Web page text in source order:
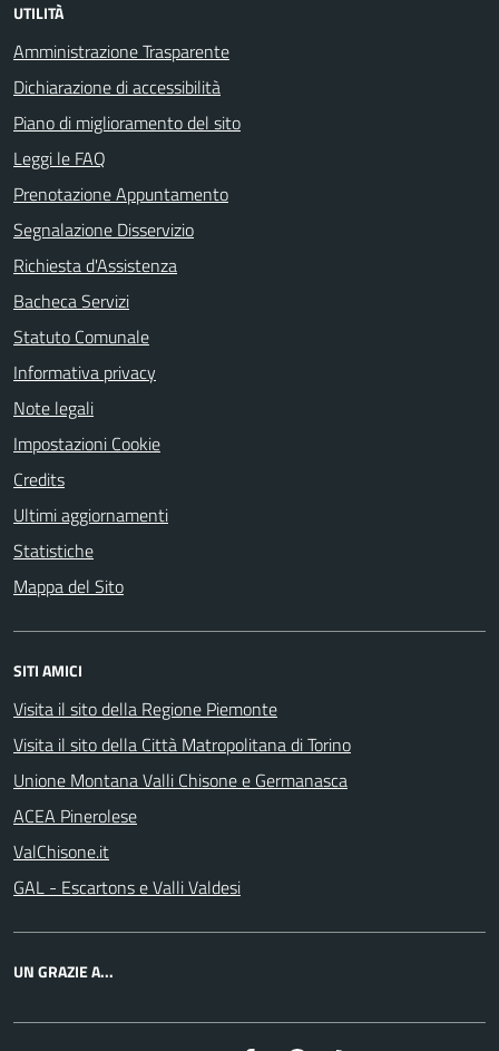
UTILITÀ
Amministrazione Trasparente
Dichiarazione di accessibilità
Piano di miglioramento del sito
Leggi le FAQ
Prenotazione Appuntamento
Segnalazione Disservizio
Richiesta d'Assistenza
Bacheca Servizi
Statuto Comunale
Informativa privacy
Note legali
Impostazioni Cookie
Credits
Ultimi aggiornamenti
Statistiche
Mappa del Sito
SITI AMICI
Visita il sito della Regione Piemonte
Visita il sito della Città Matropolitana di Torino
Unione Montana Valli Chisone e Germanasca
ACEA Pinerolese
ValChisone.it
GAL - Escartons e Valli Valdesi
UN GRAZIE A...